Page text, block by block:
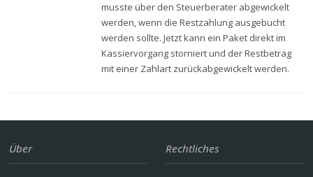
musste über den Steuerberater abgewickelt
werden, wenn die Restzahlung ausgebucht
werden sollte. Jetzt kann ein Paket direkt im
Kassiervorgang storniert und der Restbetrag
mit einer Zahlart zurückabgewickelt werden.
Über Rechtliches